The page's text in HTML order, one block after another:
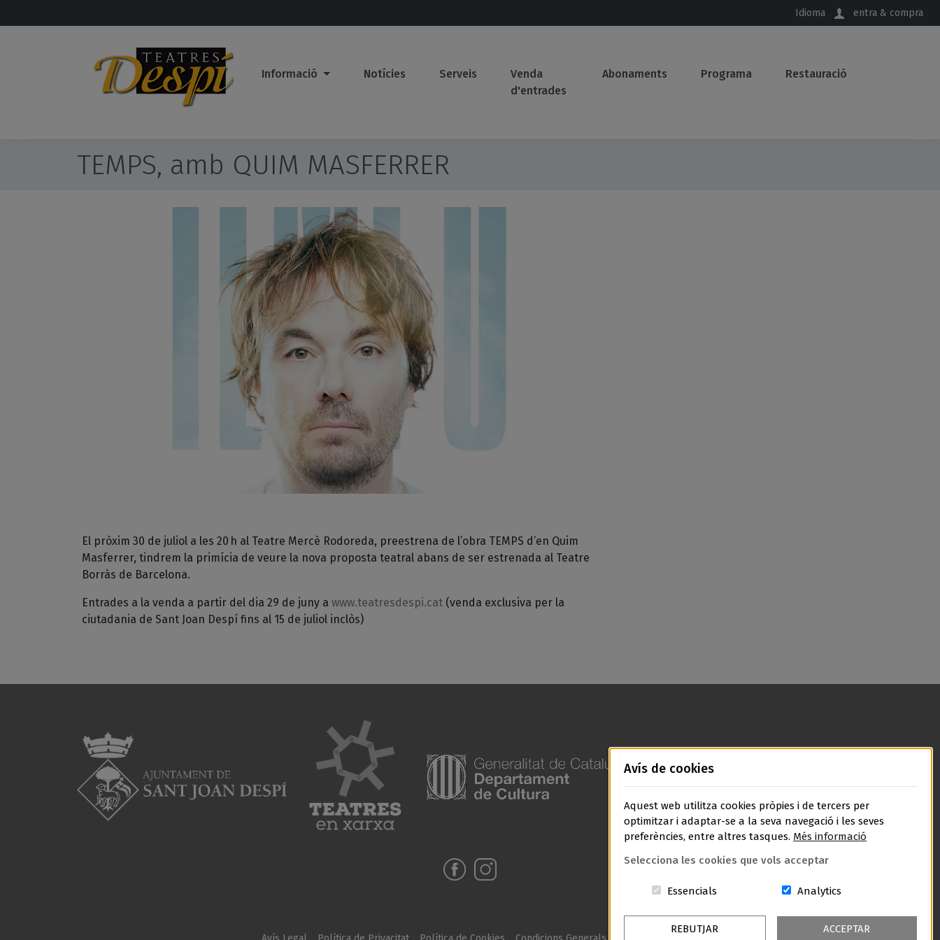
Idioma entra & compra
Informació Notícies Serveis
Venda
d'entrades
Abonaments Programa Restauració
TEMPS, amb QUIM MASFERRER
El pròxim 30 de juliol a les 20 h al Teatre Mercè Rodoreda, preestrena de l’obra TEMPS d’en Quim
Masferrer, tindrem la primícia de veure la nova proposta teatral abans de ser estrenada al Teatre
Borràs de Barcelona.
Entrades a la venda a partir del dia 29 de juny a www.teatresdespi.cat (venda exclusiva per la
ciutadania de Sant Joan Despí fins al 15 de juliol inclòs)
Avís de cookies
Aquest web utilitza cookies pròpies i de tercers per
optimitzar i adaptar-se a la seva navegació i les seves
preferències, entre altres tasques. Més informació
Selecciona les cookies que vols acceptar
Essencials Aquestes cookies són essencials per al lloc
Analytics
REBUTJAR ACCEPTAR